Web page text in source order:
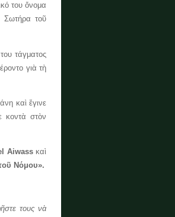
του ὄνομα
Σωτήρα τοῦ
τάγματος
γιὰ τὴ
καὶ ἔγινε
κοντὰ στὸν
Aiwassκαὶ
Νόμου».
τους νὰ